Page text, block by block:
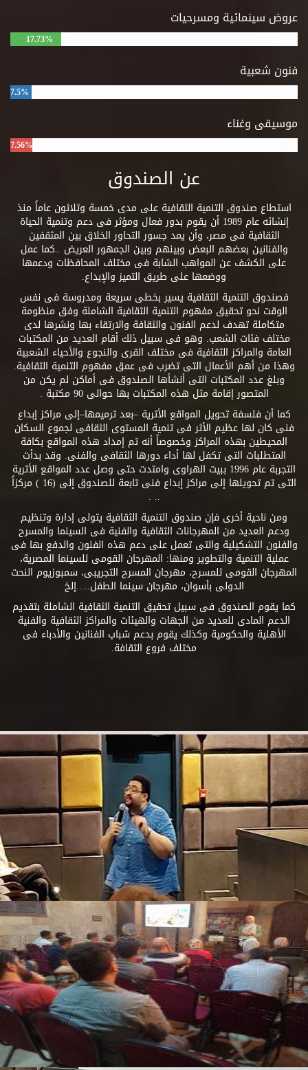
عروض سينمائية ومسرحيات
17.73%
فنون شعبية
7.5%
موسيقى وغناء
7.56%
عن الصندوق
استطاع صندوق التنمية الثقافية على مدى خمسة وثلاثون عاماً منذ
إنشائه عام 1989 أن يقوم بدور فعال ومؤثر فى دعم وتنمية الحياة
الثقافية فى مصر، وأن يمد جسور التحاور الخلاق بين المثقفين
والفنانين بعضهم البعض وبينهم وبين الجمهور العريض ..كما عمل
على الكشف عن المواهب الشابة فى مختلف المحافظات ودعمها
ووضعها على طريق التميز والإبداع.
فصندوق التنمية الثقافية يسير بخطى سريعة ومدروسة فى نفس
الوقت نحو تحقيق مفهوم التنمية الثقافية الشاملة وفق منظومة
متكاملة تهدف لدعم الفنون والثقافة والارتقاء بها ونشرها لدى
مختلف فئات الشعب. وهو فى سبيل ذلك أقام العديد من المكتبات
العامة والمراكز الثقافية فى مختلف القرى والنجوع والأحياء الشعبية
وهذا من أهم الأعمال التى تضرب فى عمق مفهوم التنمية الثقافية.
وبلغ عدد المكتبات التى أنشأها الصندوق فى أماكن لم يكن من
المتصور إقامة مثل هذه المكتبات بها حوالى 90 مكتبة .
كما أن فلسفة تحويل المواقع الأثرية –بعد ترميمها–إلى مراكز إبداع
فنى كان لها عظيم الأثر فى تنمية المستوى الثقافى لجموع السكان
المحيطين بهذه المراكز وخصوصاً أنه تم إمداد هذه المواقع بكافة
المتطلبات التى تكفل لها أداء دورها الثقافى والفنى. وقد بدأت
التجربة عام 1996 ببيت الهراوى وامتدت حتى وصل عدد المواقع الأثرية
التى تم تحويلها إلى مراكز إبداع فنى تابعة للصندوق إلى (16 ) مركزاً
.. .
ومن ناحية أخرى فإن صندوق التنمية الثقافية يتولى إدارة وتنظيم
ودعم العديد من المهرجانات الثقافية والفنية فى السينما والمسرح
والفنون التشكيلية والتى تعمل على دعم هذه الفنون والدفع بها فى
عملية التنمية والتطوير ومنها: المهرجان القومى للسينما المصرية،
المهرجان القومى للمسرح، مهرجان المسرح التجريبى، سمبوزيوم النحت
الدولى بأسوان، مهرجان سينما الطفل.....إلخ
كما يقوم الصندوق فى سبيل تحقيق التنمية الثقافية الشاملة بتقديم
الدعم المادى للعديد من الجهات والهيئات والمراكز الثقافية والفنية
الأهلية والحكومية وكذلك يقوم بدعم شباب الفنانين والأدباء فى
مختلف فروع الثقافة.